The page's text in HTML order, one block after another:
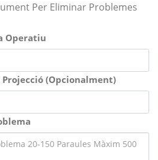
Per Eliminar Problemes
Operatiu
Projecció (Opcionalment)